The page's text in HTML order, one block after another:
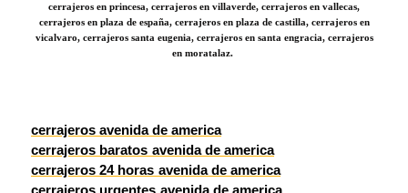
cerrajeros en princesa, cerrajeros en villaverde, cerrajeros en vallecas,
cerrajeros en plaza de españa, cerrajeros en plaza de castilla, cerrajeros en
vicalvaro, cerrajeros santa eugenia, cerrajeros en santa engracia, cerrajeros
en moratalaz.
cerrajeros avenida de america
cerrajeros baratos avenida de america
cerrajeros 24 horas avenida de america
cerrajeros urgentes avenida de america